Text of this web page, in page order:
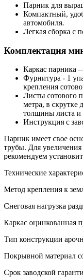
Парник для
Компактный,
автомобиля.
Легкая сборка с
Комплектация
Каркас парника
Фурнитура - 1
крепления
Листы сотового
метра, в скрутке
толщины листа и
Инструкция с
Парник имеет свое
трубы. Для увеличения
рекомендуем
Технические
Метод крепления к
Снеговая нагрузка
Каркас оцинкованная
Тип конструкции
Покрывной материал
Срок заводской